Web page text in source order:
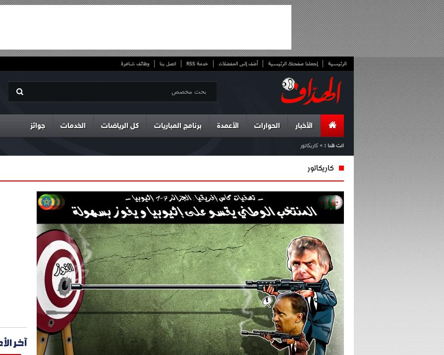
الرئيسية إجعلنا صفحتك الرئيسية أضف إلى المفضلات خدمة RSS اتصل بنا وظائف شاغرة
الأخبار الحوارات الأعمدة برنامج المباريات كل الرياضات الخدمات جوائز
انت هنا : » كاريكاتور
كاريكاتور
آخر